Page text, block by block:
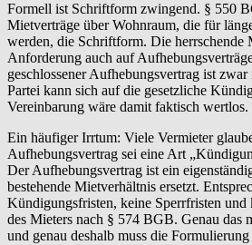
Formell ist Schriftform zwingend. § 550
Mietverträge über Wohnraum, die für
werden, die Schriftform. Die herrschende
Anforderung auch auf
geschlossener Aufhebungsvertrag ist
Partei kann sich auf die gesetzliche
Vereinbarung wäre damit faktisch wertlos.
Ein häufiger Irrtum: Viele Vermieter
Aufhebungsvertrag sei eine Art
Der Aufhebungsvertrag ist ein
bestehende Mietverhältnis ersetzt.
Kündigungsfristen, keine Sperrfristen und
des Mieters nach § 574 BGB. Genau das
und genau deshalb muss die Formulierung